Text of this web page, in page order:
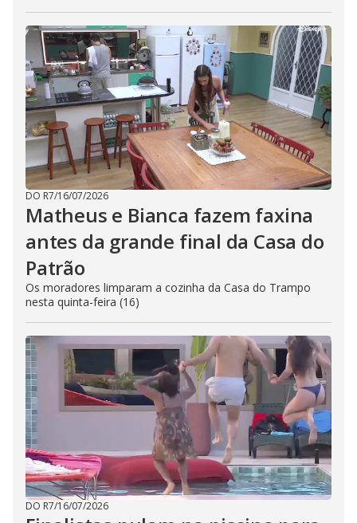
DO R7/16/07/2026
Matheus e Bianca fazem faxina
antes da grande final da Casa do
Patrão
Os moradores limparam a cozinha da Casa do Trampo
nesta quinta-feira (16)
DO R7/16/07/2026